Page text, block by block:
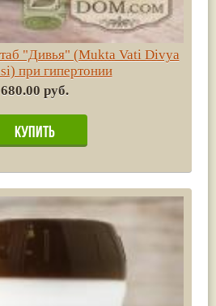
"Дивья" (Mukta Vati Divya
при гипертонии
680.00 руб.